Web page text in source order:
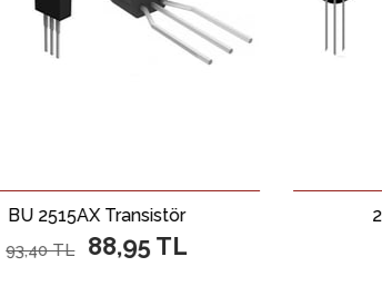
Transistör
88,95 TL
2SC 4236